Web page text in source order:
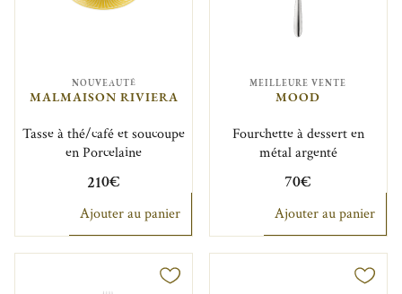
NOUVEAUTÉ
MALMAISON RIVIERA
Tasse à thé/café et soucoupe
en Porcelaine
210€
Ajouter au panier
MEILLEURE VENTE
MOOD
Fourchette à dessert en
métal argenté
70€
Ajouter au panier